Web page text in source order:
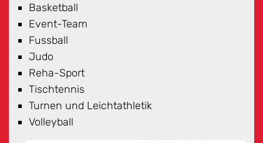
Basketball
Event-Team
Fussball
Judo
Reha-Sport
Tischtennis
Turnen und Leichtathletik
Volleyball